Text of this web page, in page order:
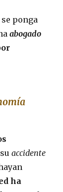
se ponga
abogado
accidente
ha